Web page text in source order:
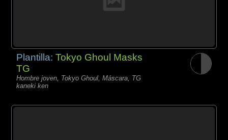
Plantilla:Tokyo Ghoul Masks
TG
Hombre joven, Tokyo Ghoul, Máscara, TG
kaneki ken